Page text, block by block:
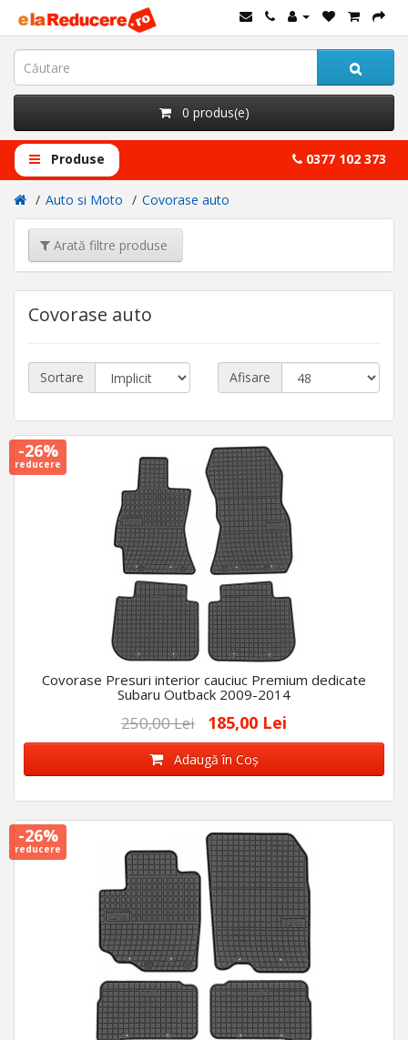
0 produs(e)
Produse 0377 102 373
Auto si Moto Covorase auto
Arată filtre produse
Covorase auto
Sortare Afisare
-26%
reducere
Covorase Presuri interior cauciuc Premium dedicate
Subaru Outback 2009-2014
250,00 Lei 185,00 Lei
Adaugă în Coş
-26%
reducere